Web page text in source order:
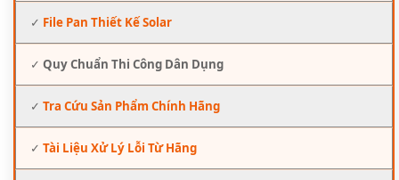
✓ File Pan Thiết Kế Solar
✓ Quy Chuẩn Thi Công Dân Dụng
✓ Tra Cứu Sản Phẩm Chính Hãng
✓ Tài Liệu Xử Lý Lỗi Từ Hãng